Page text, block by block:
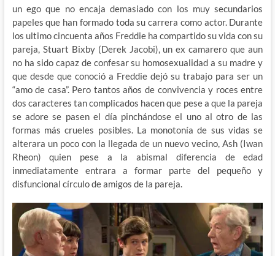
un ego que no encaja demasiado con los muy secundarios
papeles que han formado toda su carrera como actor. Durante
los ultimo cincuenta años Freddie ha compartido su vida con su
pareja, Stuart Bixby (Derek Jacobi), un ex camarero que aun
no ha sido capaz de confesar su homosexualidad a su madre y
que desde que conoció a Freddie dejó su trabajo para ser un
“amo de casa”. Pero tantos años de convivencia y roces entre
dos caracteres tan complicados hacen que pese a que la pareja
se adore se pasen el día pinchándose el uno al otro de las
formas más crueles posibles. La monotonía de sus vidas se
alterara un poco con la llegada de un nuevo vecino, Ash (Iwan
Rheon) quien pese a la abismal diferencia de edad
inmediatamente entrara a formar parte del pequeño y
disfuncional círculo de amigos de la pareja.